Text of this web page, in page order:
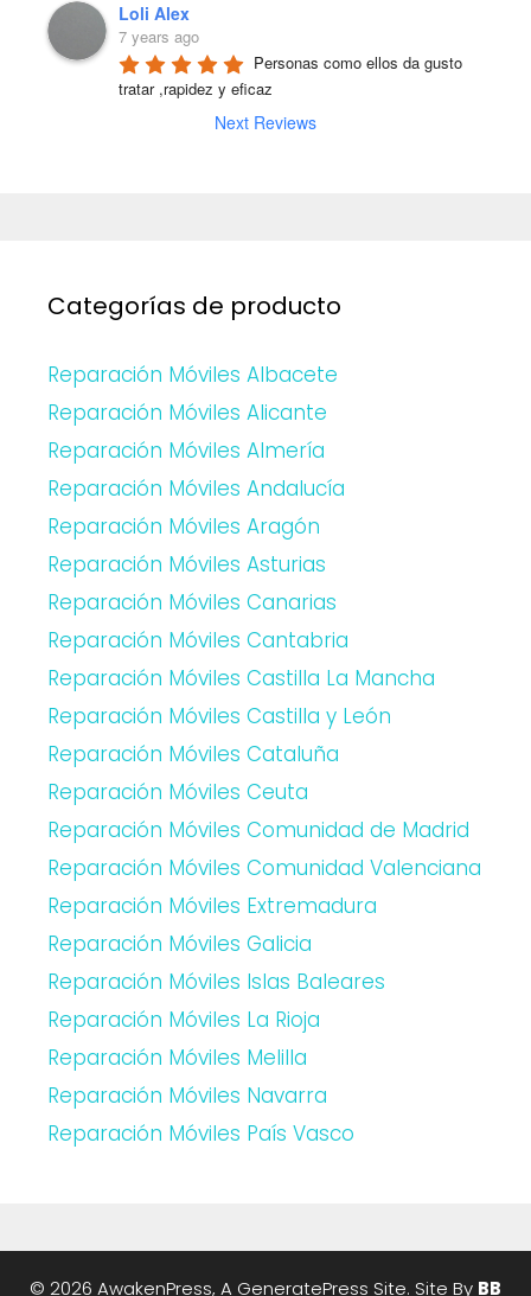
Loli Alex
7 years ago
Personas como ellos da gusto
tratar ,rapidez y eficaz
Next Reviews
Categorías de producto
Reparación Móviles Albacete
Reparación Móviles Alicante
Reparación Móviles Almería
Reparación Móviles Andalucía
Reparación Móviles Aragón
Reparación Móviles Asturias
Reparación Móviles Canarias
Reparación Móviles Cantabria
Reparación Móviles Castilla La Mancha
Reparación Móviles Castilla y León
Reparación Móviles Cataluña
Reparación Móviles Ceuta
Reparación Móviles Comunidad de Madrid
Reparación Móviles Comunidad Valenciana
Reparación Móviles Extremadura
Reparación Móviles Galicia
Reparación Móviles Islas Baleares
Reparación Móviles La Rioja
Reparación Móviles Melilla
Reparación Móviles Navarra
Reparación Móviles País Vasco
© 2026 AwakenPress, A GeneratePress Site. Site By BB